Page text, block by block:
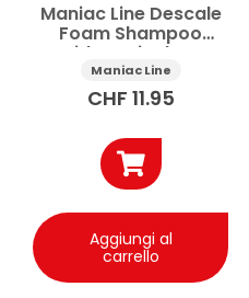
Maniac Line Descale
Foam Shampoo
acido anticalcare
auto 5 l
Maniac Line
CHF 11.95
Aggiungi al
carrello